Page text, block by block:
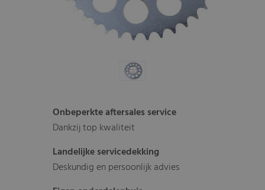
Onbeperkte aftersales service
Dankzij top kwaliteit
Landelijke servicedekking
Deskundig en persoonlijk advies